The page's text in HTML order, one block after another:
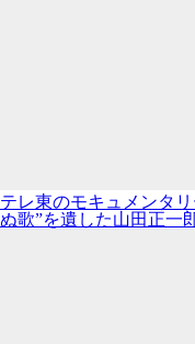
テレ東のモキュメンタ
ぬ歌”を遺した山田正一